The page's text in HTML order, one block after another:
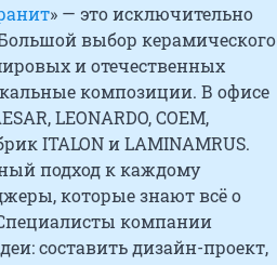
» — это исключительно
выбор керамического
и отечественных
композиции. В офисе
LEONARDO, COEM,
ITALON и LAMINAMRUS.
подход к каждому
которые знают всё о
компании
составить дизайн-проект,